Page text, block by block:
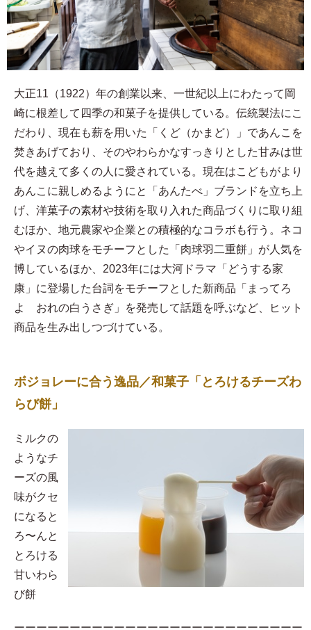
大正11（1922）年の創業以来、一世紀以上にわたって岡
崎に根差して四季の和菓子を提供している。伝統製法にこ
だわり、現在も薪を用いた「くど（かまど）」であんこを
焚きあげており、そのやわらかなすっきりとした甘みは世
代を越えて多くの人に愛されている。現在はこどもがより
あんこに親しめるようにと「あんたべ」ブランドを立ち上
げ、洋菓子の素材や技術を取り入れた商品づくりに取り組
むほか、地元農家や企業との積極的なコラボも行う。ネコ
やイヌの肉球をモチーフとした「肉球羽二重餅」が人気を
博しているほか、2023年には大河ドラマ「どうする家
康」に登場した台詞をモチーフとした新商品「まってろ
よ おれの白うさぎ」を発売して話題を呼ぶなど、ヒット
商品を生み出しつづけている。
ボジョレーに合う逸品／和菓子「とろけるチーズわ
らび餅」
​ミルクの
ようなチ
ーズの風
味がクセ
になると
ろ〜んと
とろける
甘いわら
び餅